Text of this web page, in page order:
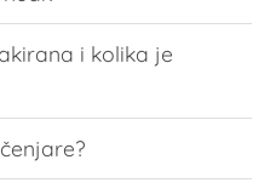
i kolika je